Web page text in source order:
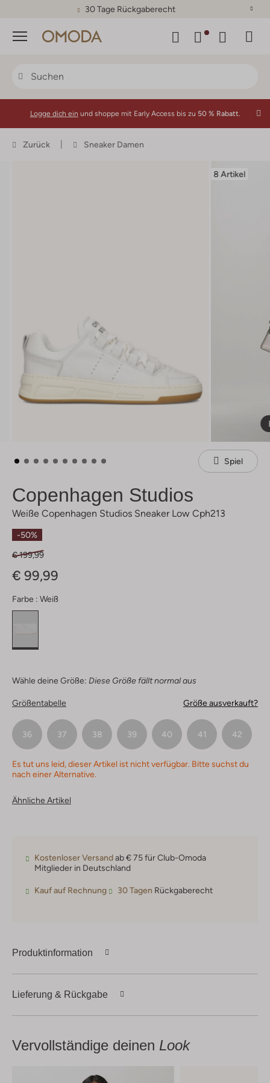
30 Tage Rückgaberecht
Menü
Logge dich ein und shoppe mit Early Access bis zu 50 % Rabatt.
Zurück Sneaker Damen
8 Artikel
Spiel
Copenhagen Studios
Weiße Copenhagen Studios Sneaker Low Cph213
-50%
€ 199,99
€ 99,99
Farbe : Weiß
Wähle deine Größe: Diese Größe fällt normal aus
Größentabelle Größe ausverkauft?
36 37 38 39 40 41 42
Es tut uns leid, dieser Artikel ist nicht verfügbar. Bitte suchst du
nach einer Alternative.
Ähnliche Artikel
Kostenloser Versandab € 75 für Club-Omoda
Mitglieder in Deutschland
Kauf auf Rechnung 30 Tagen Rückgaberecht
Produktinformation
Lieferung & Rückgabe
Vervollständige deinen Look